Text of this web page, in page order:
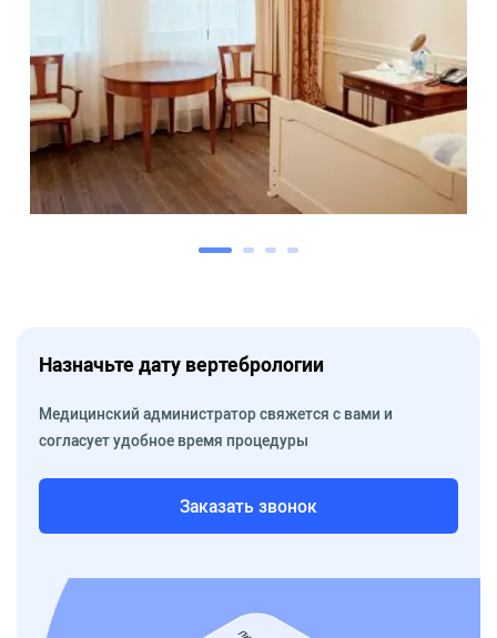
Назначьте дату вертебрологии
Медицинский администратор свяжется с вами и
согласует удобное время процедуры
Заказать звонок